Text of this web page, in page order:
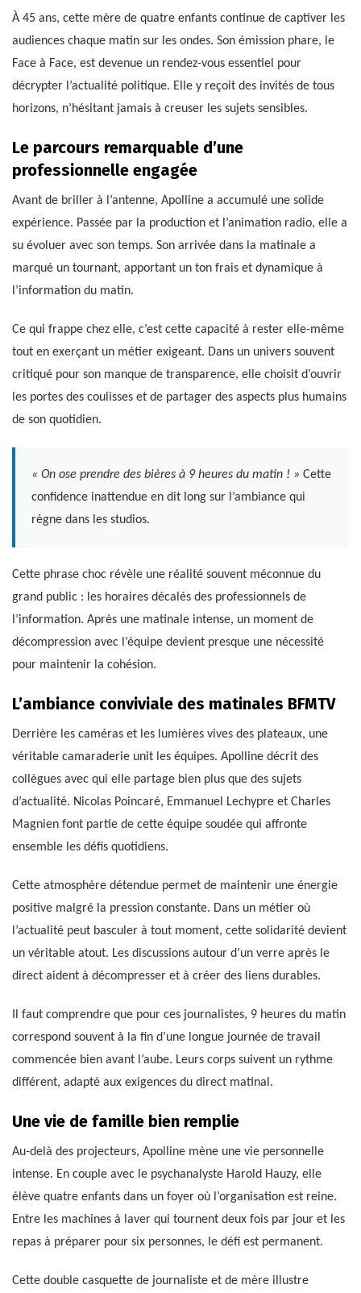
À 45 ans, cette mère de quatre enfants continue de captiver les
audiences chaque matin sur les ondes. Son émission phare, le
Face à Face, est devenue un rendez-vous essentiel pour
décrypter l’actualité politique. Elle y reçoit des invités de tous
horizons, n’hésitant jamais à creuser les sujets sensibles.
Le parcours remarquable d’une
professionnelle engagée
Avant de briller à l’antenne, Apolline a accumulé une solide
expérience. Passée par la production et l’animation radio, elle a
su évoluer avec son temps. Son arrivée dans la matinale a
marqué un tournant, apportant un ton frais et dynamique à
l’information du matin.
Ce qui frappe chez elle, c’est cette capacité à rester elle-même
tout en exerçant un métier exigeant. Dans un univers souvent
critiqué pour son manque de transparence, elle choisit d’ouvrir
les portes des coulisses et de partager des aspects plus humains
de son quotidien.
« On ose prendre des bières à 9 heures du matin ! » Cette
confidence inattendue en dit long sur l’ambiance qui
règne dans les studios.
Cette phrase choc révèle une réalité souvent méconnue du
grand public : les horaires décalés des professionnels de
l’information. Après une matinale intense, un moment de
décompression avec l’équipe devient presque une nécessité
pour maintenir la cohésion.
L’ambiance conviviale des matinales BFMTV
Derrière les caméras et les lumières vives des plateaux, une
véritable camaraderie unit les équipes. Apolline décrit des
collègues avec qui elle partage bien plus que des sujets
d’actualité. Nicolas Poincaré, Emmanuel Lechypre et Charles
Magnien font partie de cette équipe soudée qui affronte
ensemble les défis quotidiens.
Cette atmosphère détendue permet de maintenir une énergie
positive malgré la pression constante. Dans un métier où
l’actualité peut basculer à tout moment, cette solidarité devient
un véritable atout. Les discussions autour d’un verre après le
direct aident à décompresser et à créer des liens durables.
Il faut comprendre que pour ces journalistes, 9 heures du matin
correspond souvent à la fin d’une longue journée de travail
commencée bien avant l’aube. Leurs corps suivent un rythme
différent, adapté aux exigences du direct matinal.
Une vie de famille bien remplie
Au-delà des projecteurs, Apolline mène une vie personnelle
intense. En couple avec le psychanalyste Harold Hauzy, elle
élève quatre enfants dans un foyer où l’organisation est reine.
Entre les machines à laver qui tournent deux fois par jour et les
repas à préparer pour six personnes, le défi est permanent.
Cette double casquette de journaliste et de mère illustre